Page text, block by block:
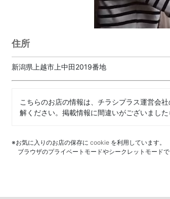
住所
新潟県上越市上中田2019番地
こちらのお店の情報は、チラシプラス運営会
解ください。掲載情報に間違いがございました
※お気に入りのお店の保存に cookie を利用しています。
ブラウザのプライベートモードやシークレットモード